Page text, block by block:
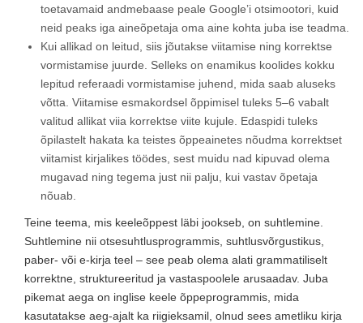
toetavamaid andmebaase peale Google’i otsimootori, kuid
neid peaks iga aineõpetaja oma aine kohta juba ise teadma.
Kui allikad on leitud, siis jõutakse viitamise ning korrektse
vormistamise juurde. Selleks on enamikus koolides kokku
lepitud referaadi vormistamise juhend, mida saab aluseks
võtta. Viitamise esmakordsel õppimisel tuleks 5–6 vabalt
valitud allikat viia korrektse viite kujule. Edaspidi tuleks
õpilastelt hakata ka teistes õppeainetes nõudma korrektset
viitamist kirjalikes töödes, sest muidu nad kipuvad olema
mugavad ning tegema just nii palju, kui vastav õpetaja
nõuab.
Teine teema, mis keeleõppest läbi jookseb, on suhtlemine.
Suhtlemine nii otsesuhtlusprogrammis, suhtlusvõrgustikus,
paber- või e-kirja teel – see peab olema alati grammatiliselt
korrektne, struktureeritud ja vastaspoolele arusaadav. Juba
pikemat aega on inglise keele õppeprogrammis, mida
kasutatakse aeg-ajalt ka riigieksamil, olnud sees ametliku kirja